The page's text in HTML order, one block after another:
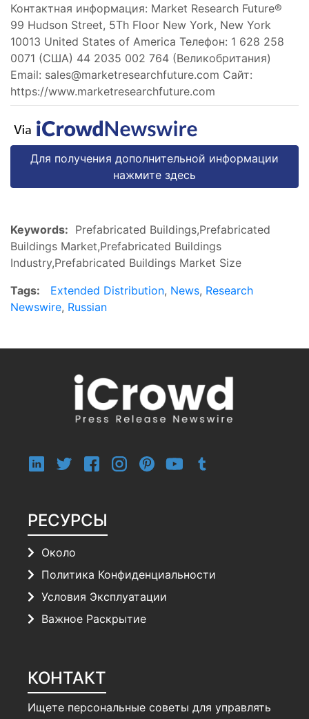
Контактная информация: Market Research Future®
99 Hudson Street, 5Th Floor New York, New York
10013 United States of America Телефон: 1 628 258
0071 (США) 44 2035 002 764 (Великобритания)
Email: sales@marketresearchfuture.com Сайт:
https://www.marketresearchfuture.com
Для получения дополнительной информации
нажмите здесь
Keywords: Prefabricated Buildings,Prefabricated
Buildings Market,Prefabricated Buildings
Industry,Prefabricated Buildings Market Size
Tags:
Extended Distribution, News, Research
Newswire, Russian
РЕСУРСЫ
Около
Политика Конфиденциальности
Условия Эксплуатации
Важное Раскрытие
КОНТАКТ
Ищете персональные советы для управлять